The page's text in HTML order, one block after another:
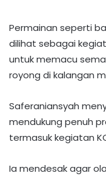
Permainan seperti
dilihat sebagai
untuk memacu
royong di kalangan
Saferaniansyah
mendukung penuh
termasuk kegiatan
Ia mendesak agar